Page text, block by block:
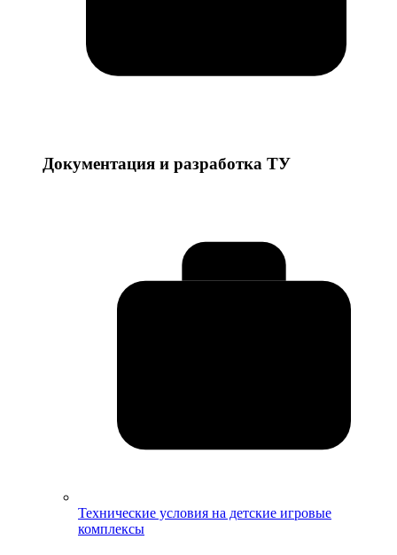
Документация и разработка ТУ
Технические условия на детские игровые
комплексы